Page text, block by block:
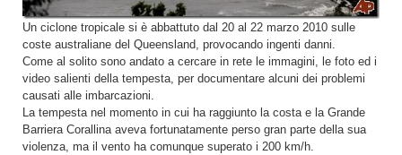
Un ciclone tropicale si è abbattuto dal 20 al 22 marzo 2010 sulle
coste australiane del Queensland, provocando ingenti danni.
Come al solito sono andato a cercare in rete le immagini, le foto ed i
video salienti della tempesta, per documentare alcuni dei problemi
causati alle imbarcazioni.
La tempesta nel momento in cui ha raggiunto la costa e la Grande
Barriera Corallina aveva fortunatamente perso gran parte della sua
violenza, ma il vento ha comunque superato i 200 km/h.